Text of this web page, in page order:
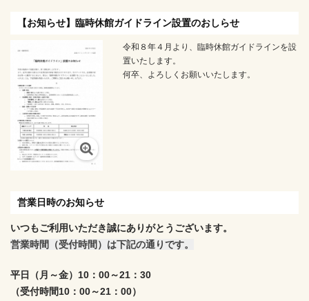
【お知らせ】臨時休館ガイドライン設置のおしらせ
令和８年４月より、臨時休館ガイドラインを設
置いたします。
何卒、よろしくお願いいたします。
営業日時のお知らせ
いつもご利用いただき誠にありがとうございます。
営業時間（受付時間）は下記の通りです。
平日（月～金）10：00～21：30
（受付時間10：00～21：00）